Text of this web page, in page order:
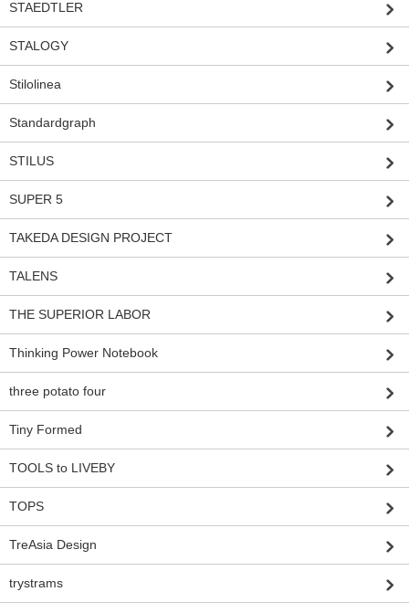
STAEDTLER
STALOGY
Stilolinea
Standardgraph
STILUS
SUPER 5
TAKEDA DESIGN PROJECT
TALENS
THE SUPERIOR LABOR
Thinking Power Notebook
three potato four
Tiny Formed
TOOLS to LIVEBY
TOPS
TreAsia Design
trystrams